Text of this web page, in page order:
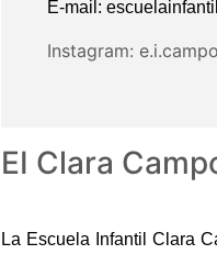
E-mail:
Instagram:
EI Clara
La Escuela Infantil Clara